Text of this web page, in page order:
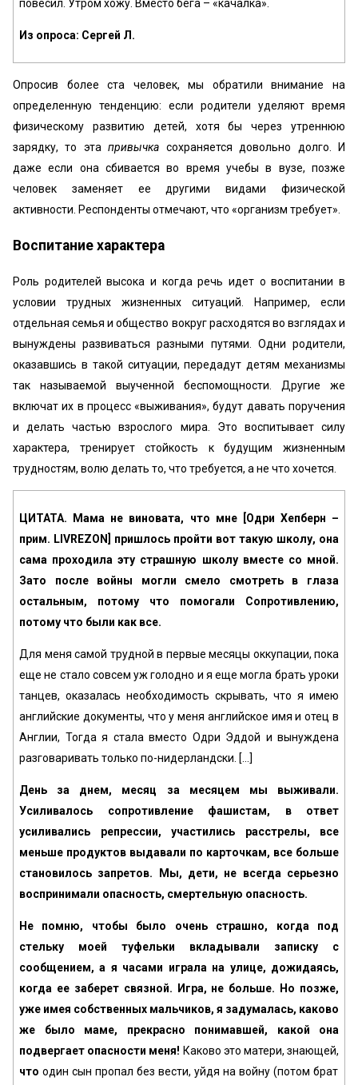
повесил. Утром хожу. Вместо бега – «качалка».
Из опроса: Сергей Л.
Опросив более ста человек, мы обратили внимание на
определенную тенденцию: если родители уделяют время
физическому развитию детей, хотя бы через утреннюю
зарядку, то этапривычка сохраняется довольно долго. И
даже если она сбивается во время учебы в вузе, позже
человек заменяет ее другими видами физической
активности. Респонденты отмечают, что «организм требует».
Воспитание характера
Роль родителей высока и когда речь идет о воспитании в
условии трудных жизненных ситуаций. Например, если
отдельная семья и общество вокруг расходятся во взглядах и
вынуждены развиваться разными путями. Одни родители,
оказавшись в такой ситуации, передадут детям механизмы
так называемой выученной беспомощности. Другие же
включат их в процесс «выживания», будут давать поручения
и делать частью взрослого мира. Это воспитывает силу
характера, тренирует стойкость к будущим жизненным
трудностям, волю делать то, что требуется, а не что хочется.
ЦИТАТА. Мама не виновата, что мне [Одри Хепберн –
прим. LIVREZON] пришлось пройти вот такую школу, она
сама проходила эту страшную школу вместе со мной.
Зато после войны
могли смело смотреть в глаза
остальным, потому что помогали Сопротивлению,
потому что были как все.
Для меня самой трудной в первые месяцы оккупации, пока
еще не стало совсем уж голодно и я еще могла брать уроки
тан­цев, оказалась необходимость скрывать, что я имею
англий­ские документы, что у меня английское имя и отец в
Англии, Тогда я стала вместо Одри Эддой и вынуждена
разговаривать только по-нидерландски. […]
День за днем, месяц за месяцем мы выживали.
Усиливалось сопротивление фашистам, в ответ
усиливались репрессии, участились расстрелы, все
меньше продуктов выдавали по карточкам, все больше
становилось запретов. Мы, дети, не всегда серьезно
воспринимали опасность, смертельную опасность.
Не помню, чтобы было очень страшно, когда под
стельку моей туфельки вкладывали записку с
сообщением, а я часами играла на улице, дожидаясь,
когда ее заберет связной. Игра, не больше. Но позже,
уже имея собственных мальчиков, я задумалась, каково
же было маме, прекрасно понимавшей, какой она
подвергает опасности меня! Каково это матери, знающей,
что один сын пропал без вести, уйдя на войну (потом брат